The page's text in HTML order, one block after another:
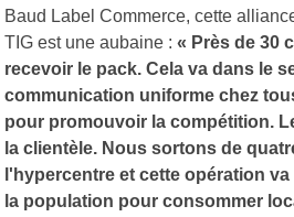
Baud Label Commerce, cette
TIG est une aubaine : « Près de 30
recevoir le pack. Cela va dans le
communication uniforme chez
pour promouvoir la compétition.
la clientèle. Nous sortons de
l'hypercentre et cette opération
la population pour consommer